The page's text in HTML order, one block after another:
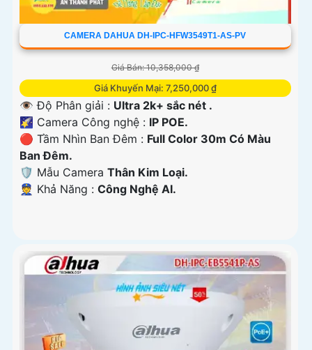
CAMERA DAHUA DH-IPC-HFW3549T1-AS-PV
Giá Bán: 10,358,000 ₫
Giá Khuyến Mại: 7,250,000 ₫
👁 Độ Phân giải : Ultra 2k+ sắc nét .
🌠 Camera Công nghệ : IP POE.
🔴 Tầm Nhìn Ban Đêm : Full Color 30m Có Màu
Ban Đêm.
🛡 Mẫu Camera Thân Kim Loại.
️👮 Khả Năng : Công Nghệ AI.